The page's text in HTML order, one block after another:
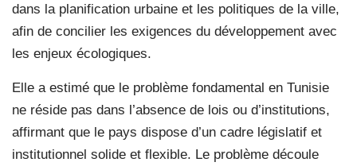
dans la planification urbaine et les politiques de la ville,
afin de concilier les exigences du développement avec
les enjeux écologiques.
Elle a estimé que le problème fondamental en Tunisie
ne réside pas dans l’absence de lois ou d’institutions,
affirmant que le pays dispose d’un cadre législatif et
institutionnel solide et flexible. Le problème découle